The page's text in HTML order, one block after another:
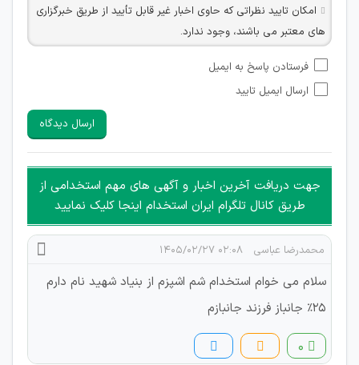
امکان تایید نظراتی که حاوی اخبار غیر قابل تأیید از طریق خبرگزاری
های معتبر می باشند، وجود ندارد.
شبکه های مجازی ارتباطی می باشند وجود ندارد.
امکان تأیید نظرات کاربرانی که به هر طریقی قصد مأیوس کردن
هرگونه تحریک، تحقیر و کنایه به سایر افراد (مسئول و غیر مسئول)
غیر مجاز می باشد.
امکان هماهنگی برای هرگونه ملاقات حضوری چه به صورت دسته
جمعی و چه فردی توسط کاربران سایت وجود ندارد.
فرستادن پاسخ به ایمیل
ارسال ایمیل تایید
ارسال دیدگاه
جهت دریافت آخرین اخبار و آگهی های مهم استخدامی از
طریق کانال تلگرام ایران استخدام اینجا کلیک نمایید
محمدرضا عباسی ۰۲:۰۸ ۱۴۰۵/۰۲/۲۷
سلام می خوام استخدام شم اشپزم از بنیاد شهید نام دارم
25٪ جانباز فرزند جانبازم
۰